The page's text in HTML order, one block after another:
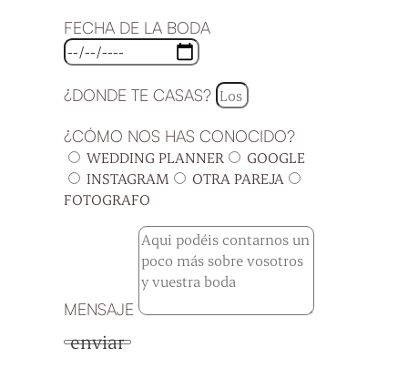
FECHA DE LA BODA
¿DONDE TE CASAS?
¿CÓMO NOS HAS CONOCIDO?
WEDDING PLANNER
GOOGLE
INSTAGRAM
OTRA PAREJA
FOTOGRAFO
MENSAJE
enviar